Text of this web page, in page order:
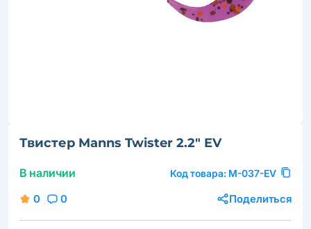
Твистер Manns Twister 2.2" EV
В наличии Код товара: M-037-EV
0 0 Поделиться